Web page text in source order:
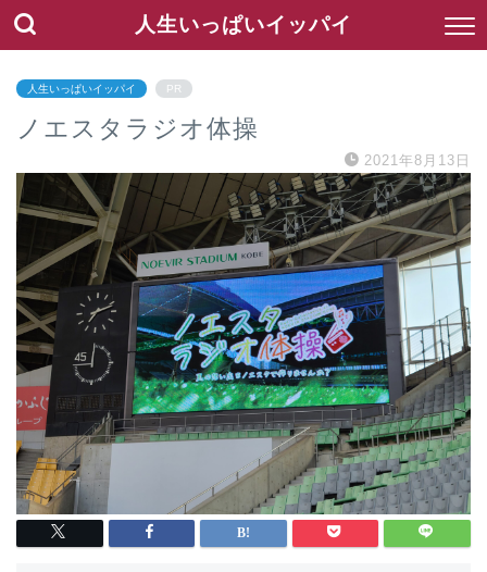
人生いっぱいイッパイ
人生いっぱいイッパイ PR
ノエスタラジオ体操
2021年8月13日